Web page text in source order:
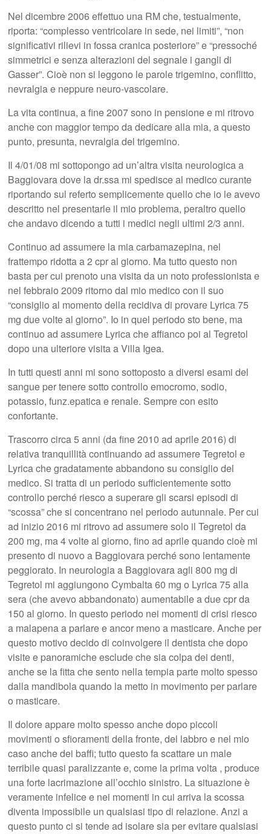
Nel dicembre 2006 effettuo una RM che, testualmente,
riporta: “complesso ventricolare in sede, nei limiti”, “non
significativi rilievi in fossa cranica posteriore” e “pressoché
simmetrici e senza alterazioni del segnale i gangli di
Gasser”. Cioè non si leggono le parole trigemino, conflitto,
nevralgia e neppure neuro-vascolare.
La vita continua, a fine 2007 sono in pensione e mi ritrovo
anche con maggior tempo da dedicare alla mia, a questo
punto, presunta, nevralgia del trigemino.
Il 4/01/08 mi sottopongo ad un’altra visita neurologica a
Baggiovara dove la dr.ssa mi spedisce al medico curante
riportando sul referto semplicemente quello che io le avevo
descritto nel presentarle il mio problema, peraltro quello
che andavo dicendo a tutti i medici negli ultimi 2/3 anni.
Continuo ad assumere la mia carbamazepina, nel
frattempo ridotta a 2 cpr al giorno. Ma tutto questo non
basta per cui prenoto una visita da un noto professionista e
nel febbraio 2009 ritorno dal mio medico con il suo
“consiglio al momento della recidiva di provare Lyrica 75
mg due volte al giorno”. Io in quel periodo sto bene, ma
continuo ad assumere Lyrica che affianco poi al Tegretol
dopo una ulteriore visita a Villa Igea.
In tutti questi anni mi sono sottoposto a diversi esami del
sangue per tenere sotto controllo emocromo, sodio,
potassio, funz.epatica e renale. Sempre con esito
confortante.
Trascorro circa 5 anni (da fine 2010 ad aprile 2016) di
relativa tranquillità continuando ad assumere Tegretol e
Lyrica che gradatamente abbandono su consiglio del
medico. Si tratta di un periodo sufficientemente sotto
controllo perché riesco a superare gli scarsi episodi di
“scossa” che si concentrano nel periodo autunnale. Per cui
ad inizio 2016 mi ritrovo ad assumere solo il Tegretol da
200 mg, ma 4 volte al giorno, fino ad aprile quando cioè mi
presento di nuovo a Baggiovara perché sono lentamente
peggiorato. In neurologia a Baggiovara agli 800 mg di
Tegretol mi aggiungono Cymbalta 60 mg o Lyrica 75 alla
sera (che avevo abbandonato) aumentabile a due cpr da
150 al giorno. In questo periodo nei momenti di crisi riesco
a malapena a parlare e ancor meno a masticare. Anche per
questo motivo decido di coinvolgere il dentista che dopo
visite e panoramiche esclude che sia colpa dei denti,
anche se la fitta che sento nella tempia parte molto spesso
dalla mandibola quando la metto in movimento per parlare
o masticare.
Il dolore appare molto spesso anche dopo piccoli
movimenti o sfioramenti della fronte, del labbro e nel mio
caso anche dei baffi; tutto questo fa scattare un male
terribile quasi paralizzante e, come la prima volta , produce
una forte lacrimazione all’occhio sinistro. La situazione è
veramente infelice e nei momenti in cui arriva la scossa
diventa impossibile un qualsiasi tipo di relazione. Anzi a
questo punto ci si tende ad isolare sia per evitare qualsiasi